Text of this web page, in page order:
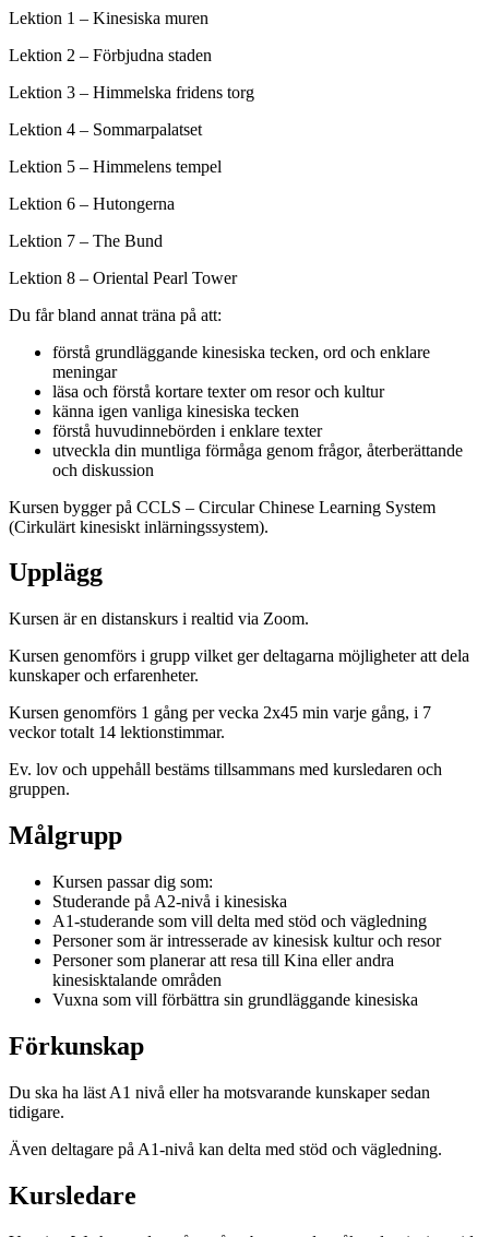
Lektion 1 – Kinesiska muren
Lektion 2 – Förbjudna staden
Lektion 3 – Himmelska fridens torg
Lektion 4 – Sommarpalatset
Lektion 5 – Himmelens tempel
Lektion 6 – Hutongerna
Lektion 7 – The Bund
Lektion 8 – Oriental Pearl Tower
Du får bland annat träna på att:
förstå grundläggande kinesiska tecken, ord och enklare
meningar
läsa och förstå kortare texter om resor och kultur
känna igen vanliga kinesiska tecken
förstå huvudinnebörden i enklare texter
utveckla din muntliga förmåga genom frågor, återberättande
och diskussion
Kursen bygger på CCLS – Circular Chinese Learning System
(Cirkulärt kinesiskt inlärningssystem).
Upplägg
Kursen är en distanskurs i realtid via Zoom.
Kursen genomförs i grupp vilket ger deltagarna möjligheter att dela
kunskaper och erfarenheter.
Kursen genomförs 1 gång per vecka 2x45 min varje gång, i 7
veckor totalt 14 lektionstimmar.
Ev. lov och uppehåll bestäms tillsammans med kursledaren och
gruppen.
Målgrupp
Kursen passar dig som:
Studerande på A2-nivå i kinesiska
A1-studerande som vill delta med stöd och vägledning
Personer som är intresserade av kinesisk kultur och resor
Personer som planerar att resa till Kina eller andra
kinesisktalande områden
Vuxna som vill förbättra sin grundläggande kinesiska
Förkunskap
Du ska ha läst A1 nivå eller ha motsvarande kunskaper sedan
tidigare.
Även deltagare på A1-nivå kan delta med stöd och vägledning.
Kursledare